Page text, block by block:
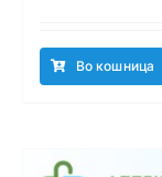
Во кошница